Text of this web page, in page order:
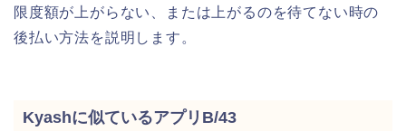
限度額が上がらない、または上がるのを待てない時の
後払い方法を説明します。
Kyashに似ているアプリB/43